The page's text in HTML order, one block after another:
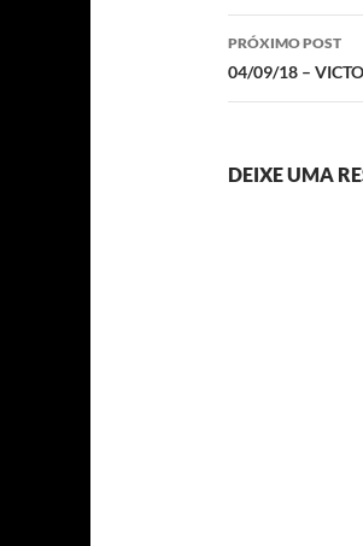
PRÓXIMO POST
04/09/18 –
DEIXE UMA